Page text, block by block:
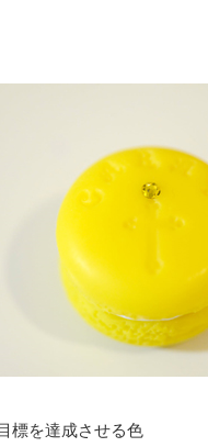
標を達成させる色